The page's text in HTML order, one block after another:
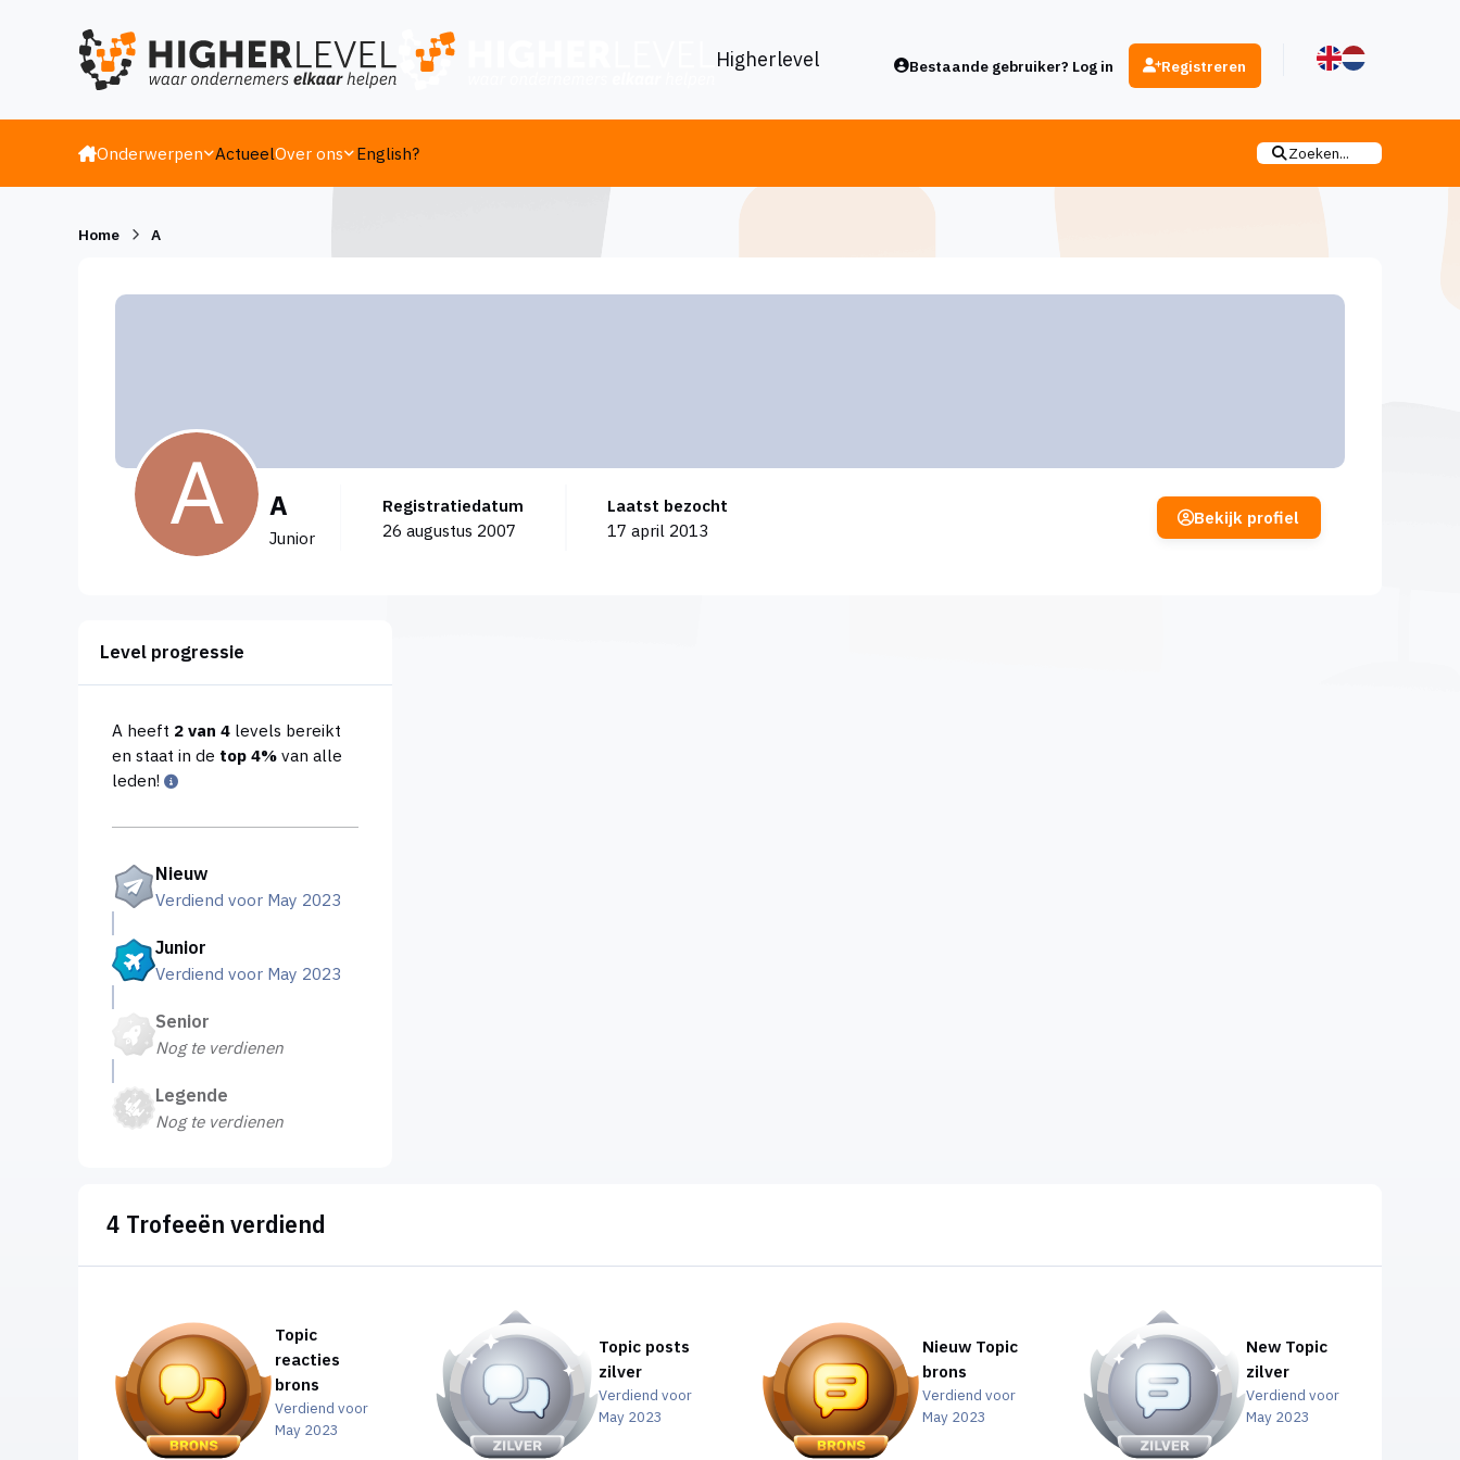
Higherlevel Bestaande gebruiker? Log in Registreren
Onderwerpen ActueelOver ons English? Zoeken...
Home A
A
Junior
Registratiedatum
26 augustus 2007
Laatst bezocht
17 april 2013
Bekijk profiel
Level progressie
A heeft 2 van 4levels bereikt
en staat in de top 4%van alle
leden!
Nieuw
Verdiend voor May 2023
Junior
Verdiend voor May 2023
Senior
Nog te verdienen
Legende
Nog te verdienen
4 Trofeeën verdiend
Topic
reacties
brons
Verdiend voor
May 2023
Topic posts
zilver
Verdiend voor
May 2023
Nieuw Topic
brons
Verdiend voor
May 2023
New Topic
zilver
Verdiend voor
May 2023